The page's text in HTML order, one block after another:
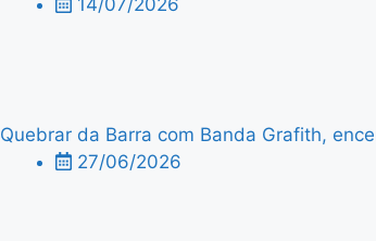
Quebrar da Barra com Banda Grafith,
27/06/2026